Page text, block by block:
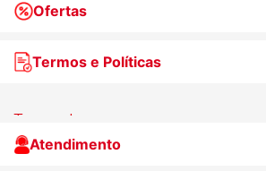
Quem somos
Nossas lojas
Nosso Cartão
Ofertas
WhatsApp de Ofertas
Televendas
Termos e Políticas
Termos de uso
Centro de Privacidade
Atendimento